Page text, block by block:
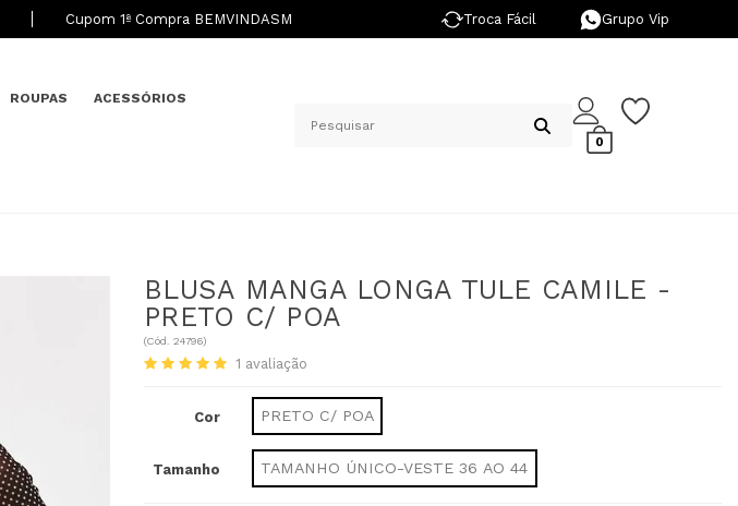
Cupom 1ª Compra BEMVINDASM Troca Fácil Grupo Vip
ROUPAS ACESSÓRIOS
0
BLUSA MANGA LONGA TULE CAMILE -
PRETO C/ POA
(Cód. 24796)
1 avaliação
Cor PRETO C/ POA
Tamanho TAMANHO ÚNICO-VESTE 36 AO 44